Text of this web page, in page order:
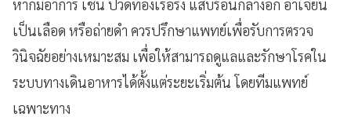
หากมีอาการ เช่น ปวดท้องเรื้อรัง แสบร้อนกลางอก อาเจียน
เป็นเลือด หรือถ่ายดำ ควรปรึกษาแพทย์เพื่อรับการตรวจ
วินิจฉัยอย่างเหมาะสม เพื่อให้สามารถดูแลและรักษาโรคใน
ระบบทางเดินอาหารได้ตั้งแต่ระยะเริ่มต้น โดยทีมแพทย์
เฉพาะทาง